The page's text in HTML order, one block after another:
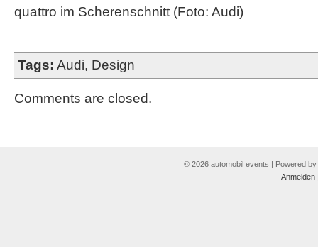
quattro im Scherenschnitt (Foto: Audi)
Tags: Audi, Design
Comments are closed.
© 2026 automobil events | Powered by
Anmelden|